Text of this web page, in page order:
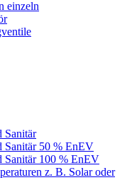
einzeln
Sanitär
Sanitär 50 % EnEV
Sanitär 100 % EnEV
z. B. Solar oder